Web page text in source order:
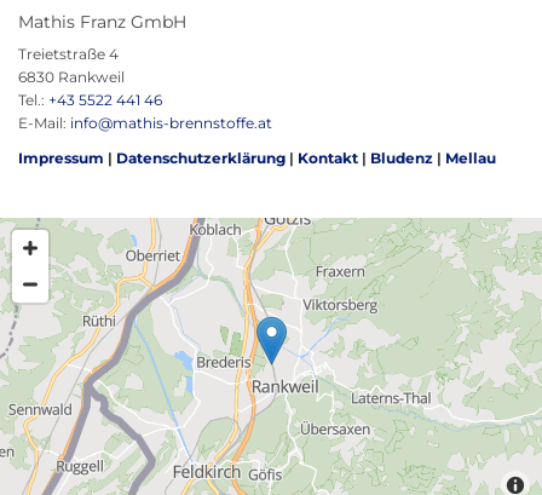
Mathis Franz GmbH
Treietstraße 4
6830 Rankweil
Tel.: +43 5522 441 46
E-Mail: info@mathis-brennstoffe.at
Impressum | Datenschutzerklärung | Kontakt | Bludenz | Mellau